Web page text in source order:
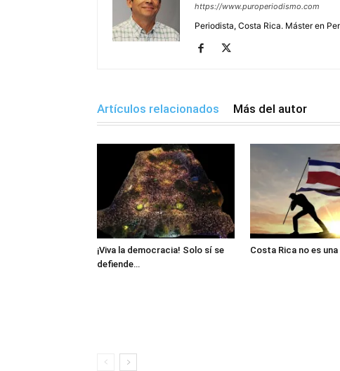
https://www.puroperiodismo.com
Periodista, Costa Rica. Máster en
Artículos relacionados Más del autor
¡Viva la democracia! Solo sí se
defiende…
Costa Rica no es